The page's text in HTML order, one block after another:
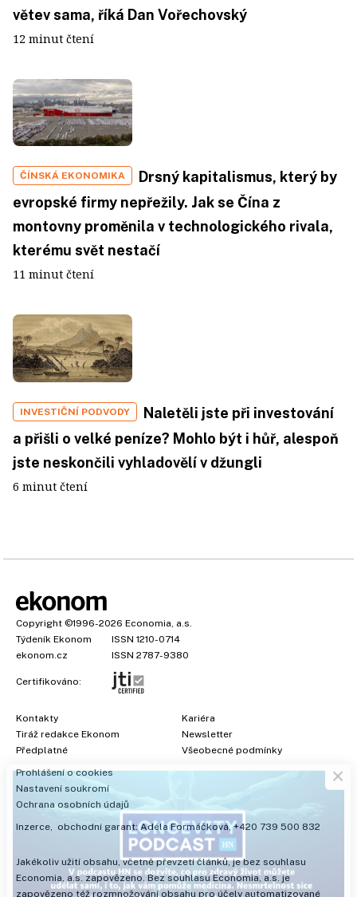
větev sama, říká Dan Vořechovský
12 minut čtení
ČÍNSKÁ EKONOMIKA
Drsný kapitalismus, který by
evropské firmy nepřežily. Jak se Čína z
montovny proměnila v technologického rivala,
kterému svět nestačí
11 minut čtení
INVESTIČNÍ PODVODY
Naletěli jste při investování
a přišli o velké peníze? Mohlo být i hůř, alespoň
jste neskončili vyhladovělí v džungli
6 minut čtení
Copyright ©1996-2026 Economia, a.s.
Týdeník Ekonom
ISSN 1210-0714
ekonom.cz
ISSN 2787-9380
Certifikováno:
Kontakty
Tiráž redakce Ekonom
Předplatné
Kariéra
Newsletter
Všeobecné podmínky
Prohlášení o cookies
Nastavení soukromí
Ochrana osobních údajů
Inzerce , obchodní garant:Adéla Formáčková,+420 739 500 832
Jakékoliv užití obsahu, včetně převzetí článků, je bez souhlasu
Economia, a.s. zapovězeno. Bez souhlasu Economia, a.s. je
zapovězeno též rozmnožování obsahu pro účely automatizované